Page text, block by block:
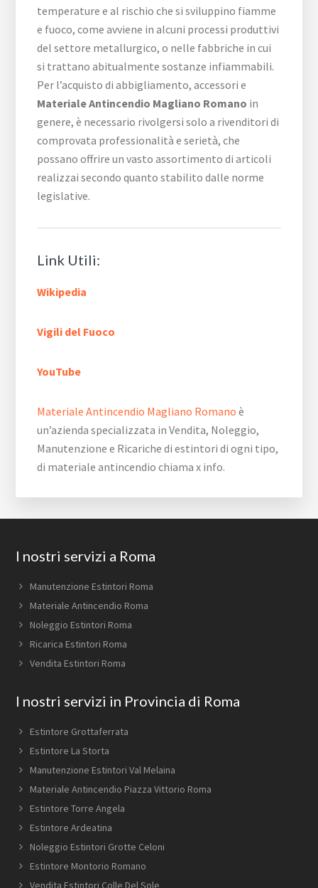
temperature e al rischio che si sviluppino fiamme
e fuoco, come avviene in alcuni processi produttivi
del settore metallurgico, o nelle fabbriche in cui
si trattano abitualmente sostanze infiammabili.
Per l’acquisto di abbigliamento, accessori e
Materiale Antincendio Magliano Romano in
genere, è necessario rivolgersi solo a rivenditori di
comprovata professionalità e serietà, che
possano offrire un vasto assortimento di articoli
realizzai secondo quanto stabilito dalle norme
legislative.
Link Utili:
Wikipedia
Vigili del Fuoco
YouTube
Materiale Antincendio Magliano Romano è
un’azienda specializzata in Vendita, Noleggio,
Manutenzione e Ricariche di estintori di ogni tipo,
di materiale antincendio chiama x info.
Footer
I nostri servizi a Roma
Manutenzione Estintori Roma
Materiale Antincendio Roma
Noleggio Estintori Roma
Ricarica Estintori Roma
Vendita Estintori Roma
I nostri servizi in Provincia di Roma
Estintore Grottaferrata
Estintore La Storta
Manutenzione Estintori Val Melaina
Materiale Antincendio Piazza Vittorio Roma
Estintore Torre Angela
Estintore Ardeatina
Noleggio Estintori Grotte Celoni
Estintore Montorio Romano
Vendita Estintori Colle Del Sole